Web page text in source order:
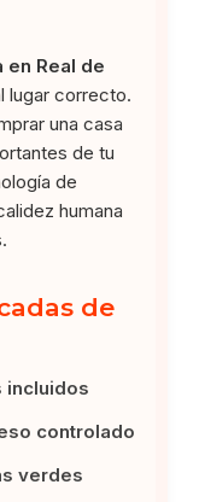
en Real de
lugar correcto.
una casa
de tu
de
humana
de
incluidos
controlado
verdes